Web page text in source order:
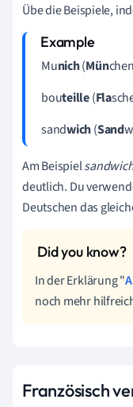
Übe die Beispiele,
Munich(Mün
bouteille(Fla
sandwich(Sand
Am Beispiel
deutlich. Du
Deutschen das
In der Erklärung "
noch mehr
Französisch